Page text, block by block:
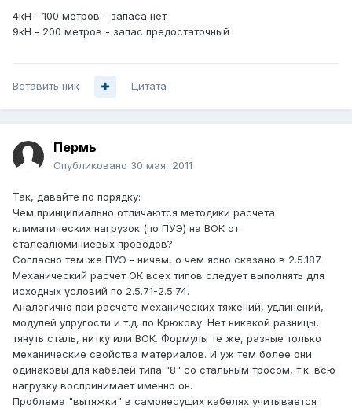
4кН - 100 метров - запаса нет
9кН - 200 метров - запас предостаточный
Вставить ник Цитата
Пермь
Опубликовано 30 мая, 2011
Так, давайте по порядку:
Чем принципиально отличаются методики расчета
климатических нагрузок (по ПУЭ) на ВОК от
сталеалюминиевых проводов?
Согласно тем же ПУЭ - ничем, о чем ясно сказано в 2.5.187.
Механический расчет ОК всех типов следует выполнять для
исходных условий по 2.5.71-2.5.74.
Аналогично при расчете механических тяжений, удлинений,
модулей упругости и т.д. по Крюкову. Нет никакой разницы,
тянуть сталь, нитку или ВОК. Формулы те же, разные только
механические свойства материалов. И уж тем более они
одинаковы для кабелей типа "8" со стальным тросом, т.к. всю
нагрузку воспринимает именно он.
Проблема "вытяжки" в самонесущих кабелях учитывается